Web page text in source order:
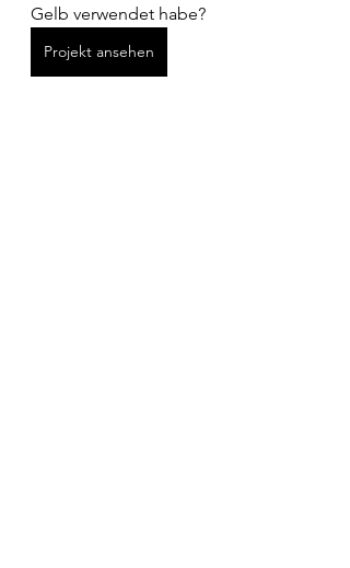
Gelb verwendet habe?
Projekt ansehen